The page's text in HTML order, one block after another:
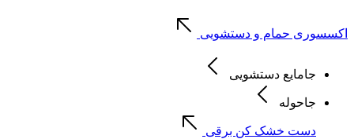
اکسسوری حمام و دستشویی
جامایع دستشویی
جاحوله
دست خشک کن برقی